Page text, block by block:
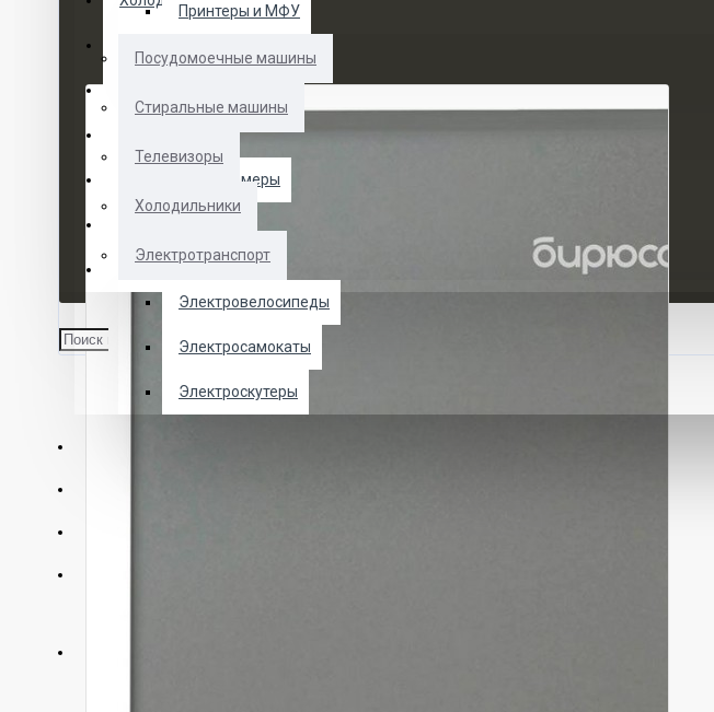
Морозильные камеры
Телевизоры
Принтеры и МФУ
Посудомоечные машины
Стиральные машины
Телевизоры
Холодильники
Электротранспорт
Электровелосипеды
Электросамокаты
Электроскутеры